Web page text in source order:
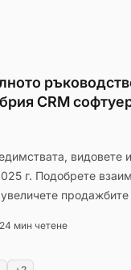
CRM
видовете
г. Подобрете
24 мин четене